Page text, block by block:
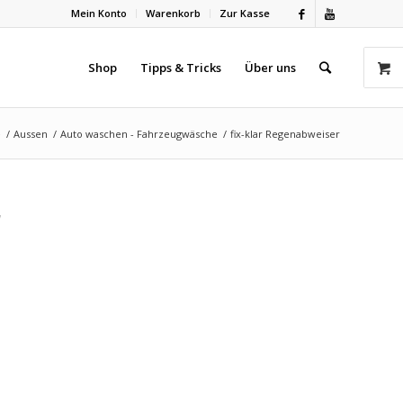
Mein Konto Warenkorb Zur Kasse
Shop Tipps & Tricks Über uns
/ Aussen / Auto waschen - Fahrzeugwäsche / fix-klar Regenabweiser